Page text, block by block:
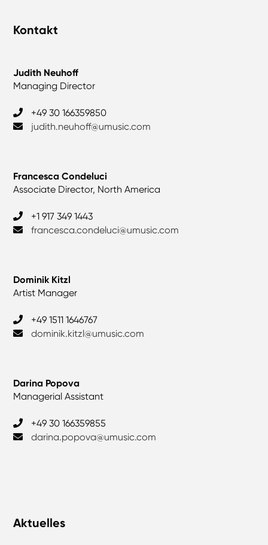
Kontakt
Judith Neuhoff
Managing Director
+49 30 166359850
judith.neuhoff@umusic.com
Francesca Condeluci
Associate Director, North America
+1 917 349 1443
francesca.condeluci@umusic.com
Dominik Kitzl
Artist Manager
‎+49 1511 1646767
dominik.kitzl@umusic.com
Darina Popova
Managerial Assistant
+49 30 166359855
darina.popova@umusic.com
Aktuelles